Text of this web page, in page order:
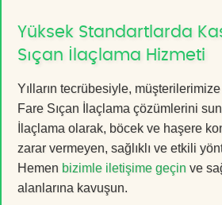
Yüksek Standartlarda
Sıçan İlaçlama Hizmeti
Yılların tecrübesiyle,
Fare Sıçan İlaçlama çözümlerini
İlaçlama olarak, böcek ve haşere
zarar vermeyen, sağlıklı ve etkili
Hemen bizimle iletişime geçin ve
alanlarına kavuşun.